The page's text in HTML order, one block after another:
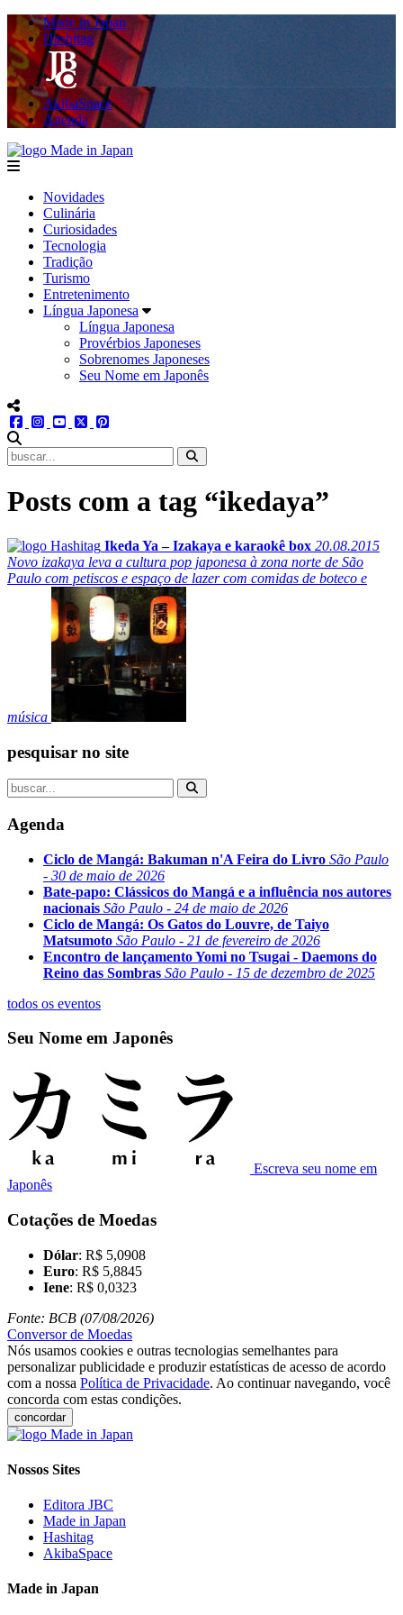
Made in Japan
Hashitag
AkibaSpace
Agenda
menu
Novidades
Culinária
Curiosidades
Tecnologia
Tradição
Turismo
Entretenimento
Língua Japonesa
Língua Japonesa
Provérbios Japoneses
Sobrenomes Japoneses
Seu Nome em Japonês
menu redes social
facebookinstagram
youtube
twitter
Posts com a tag “ikedaya”
Ikeda Ya – Izakaya e karaokê box 20.08.2015
Novo izakaya leva a cultura pop japonesa à zona norte de São
Paulo com petiscos e espaço de lazer com comidas de boteco e
música
pesquisar no site
Agenda
Ciclo de Mangá: Bakuman n'A Feira do Livro São Paulo
- 30 de maio de 2026
Bate-papo: Clássicos do Mangá e a influência nos autores
nacionais São Paulo - 24 de maio de 2026
Ciclo de Mangá: Os Gatos do Louvre, de Taiyo
Matsumoto São Paulo - 21 de fevereiro de 2026
Encontro de lançamento Yomi no Tsugai - Daemons do
Reino das Sombras São Paulo - 15 de dezembro de 2025
todos os eventos
Seu Nome em Japonês
Escreva seu nome em
Japonês
Cotações de Moedas
Dólar: R$ 5,0908
Euro: R$ 5,8845
Iene: R$ 0,0323
Fonte: BCB (07/08/2026)
Conversor de Moedas
Nós usamos cookies e outras tecnologias semelhantes para
personalizar publicidade e produzir estatísticas de acesso de acordo
com a nossa Política de Privacidade. Ao continuar navegando, você
concorda com estas condições.
concordar
Nossos Sites
Editora JBC
Made in Japan
Hashitag
AkibaSpace
Made in Japan